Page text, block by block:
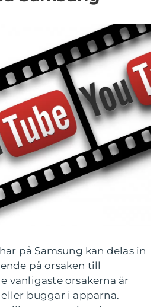
på Samsung kan delas in
på orsaken till
vanligaste orsakerna är
buggar i apparna.